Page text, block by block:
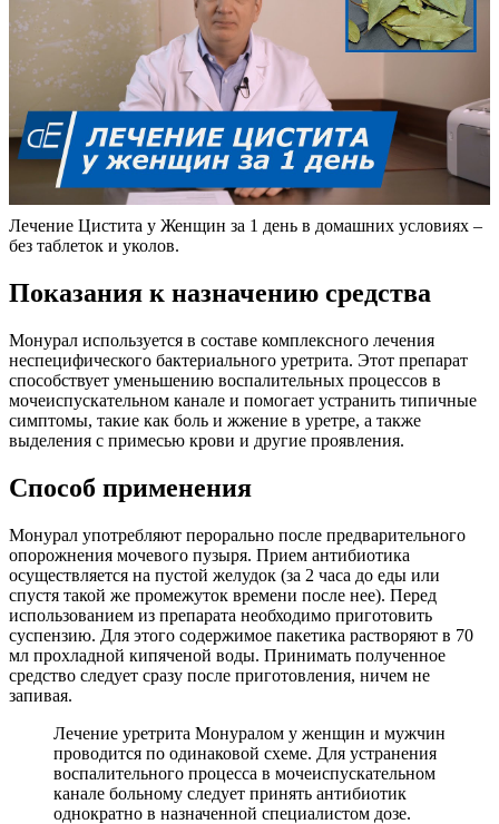
Лечение Цистита у Женщин за 1 день в домашних условиях –
без таблеток и уколов.
Показания к назначению средства
Монурал используется в составе комплексного лечения
неспецифического бактериального уретрита. Этот препарат
способствует уменьшению воспалительных процессов в
мочеиспускательном канале и помогает устранить типичные
симптомы, такие как боль и жжение в уретре, а также
выделения с примесью крови и другие проявления.
Способ применения
Монурал употребляют перорально после предварительного
опорожнения мочевого пузыря. Прием антибиотика
осуществляется на пустой желудок (за 2 часа до еды или
спустя такой же промежуток времени после нее). Перед
использованием из препарата необходимо приготовить
суспензию. Для этого содержимое пакетика растворяют в 70
мл прохладной кипяченой воды. Принимать полученное
средство следует сразу после приготовления, ничем не
запивая.
Лечение уретрита Монуралом у женщин и мужчин
проводится по одинаковой схеме. Для устранения
воспалительного процесса в мочеиспускательном
канале больному следует принять антибиотик
однократно в назначенной специалистом дозе.